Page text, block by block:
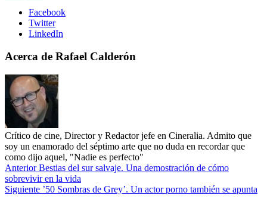
Facebook
Twitter
LinkedIn
Acerca de Rafael Calderón
Crítico de cine, Director y Redactor jefe en Cineralia. Admito que
soy un enamorado del séptimo arte que no duda en recordar que
como dijo aquel, "Nadie es perfecto"
AnteriorBestias del sur salvaje. Una demostración de cómo
sobrevivir en la vida
Siguiente ’50 Sombras de Grey’. Un actor porno también se apunta